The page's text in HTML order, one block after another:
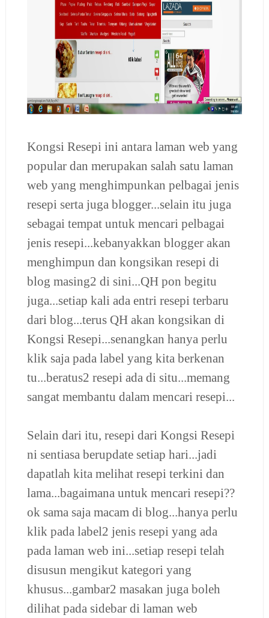
Kongsi Resepi ini antara laman web yang
popular dan merupakan salah satu laman
web yang menghimpunkan pelbagai jenis
resepi serta juga blogger...selain itu juga
sebagai tempat untuk mencari pelbagai
jenis resepi...kebanyakkan blogger akan
menghimpun dan kongsikan resepi di
blog masing2 di sini...QH pon begitu
juga...setiap kali ada entri resepi terbaru
dari blog...terus QH akan kongsikan di
Kongsi Resepi...senangkan hanya perlu
klik saja pada label yang kita berkenan
tu...beratus2 resepi ada di situ...memang
sangat membantu dalam mencari resepi...
Selain dari itu, resepi dari Kongsi Resepi
ni sentiasa berupdate setiap hari...jadi
dapatlah kita melihat resepi terkini dan
lama...bagaimana untuk mencari resepi??
ok sama saja macam di blog...hanya perlu
klik pada label2 jenis resepi yang ada
pada laman web ini...setiap resepi telah
disusun mengikut kategori yang
khusus...gambar2 masakan juga boleh
dilihat pada sidebar di laman web